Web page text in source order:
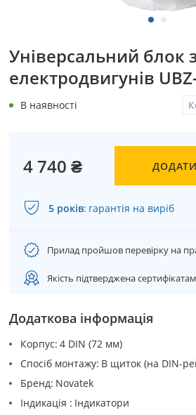
Універсальний блок
електродвигунів
В наявності
4 740 ₴
5 років: гарантія на виріб
Прилад пройшов перевірку на
Якість підтверджена
Додаткова інформація
Корпус 4 DIN (72 мм)
Спосіб монтажу В щиток (на DIN-
Бренд Novatek
Індикація
Індикатори